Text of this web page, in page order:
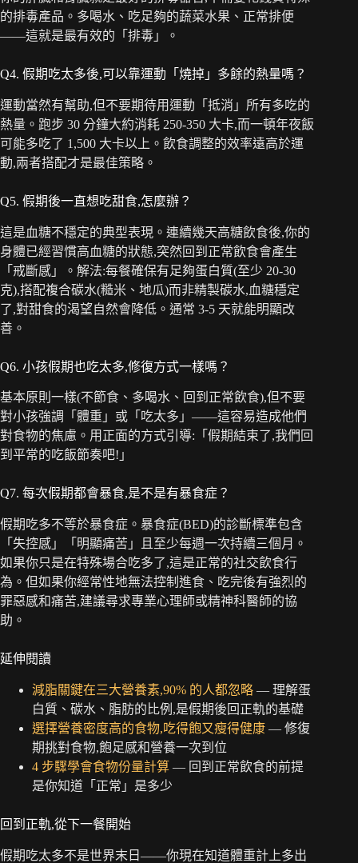
的排毒產品。多喝水、吃足夠的蔬菜水果、正常排便
——這就是最有效的「排毒」。
Q4. 假期吃太多後,可以靠運動「燒掉」多餘的熱量嗎？
運動當然有幫助,但不要期待用運動「抵消」所有多吃的
熱量。跑步 30 分鐘大約消耗 250-350 大卡,而一頓年夜飯
可能多吃了 1,500 大卡以上。飲食調整的效率遠高於運
動,兩者搭配才是最佳策略。
Q5. 假期後一直想吃甜食,怎麼辦？
這是血糖不穩定的典型表現。連續幾天高糖飲食後,你的
身體已經習慣高血糖的狀態,突然回到正常飲食會產生
「戒斷感」。解法:每餐確保有足夠蛋白質(至少 20-30
克),搭配複合碳水(糙米、地瓜)而非精製碳水,血糖穩定
了,對甜食的渴望自然會降低。通常 3-5 天就能明顯改
善。
Q6. 小孩假期也吃太多,修復方式一樣嗎？
基本原則一樣(不節食、多喝水、回到正常飲食),但不要
對小孩強調「體重」或「吃太多」——這容易造成他們
對食物的焦慮。用正面的方式引導:「假期結束了,我們回
到平常的吃飯節奏吧!」
Q7. 每次假期都會暴食,是不是有暴食症？
假期吃多不等於暴食症。暴食症(BED)的診斷標準包含
「失控感」「明顯痛苦」且至少每週一次持續三個月。
如果你只是在特殊場合吃多了,這是正常的社交飲食行
為。但如果你經常性地無法控制進食、吃完後有強烈的
罪惡感和痛苦,建議尋求專業心理師或精神科醫師的協
助。
延伸閱讀
減脂關鍵在三大營養素,90% 的人都忽略 — 理解蛋
白質、碳水、脂肪的比例,是假期後回正軌的基礎
選擇營養密度高的食物,吃得飽又瘦得健康 — 修復
期挑對食物,飽足感和營養一次到位
4 步驟學會食物份量計算 — 回到正常飲食的前提
是你知道「正常」是多少
回到正軌,從下一餐開始
假期吃太多不是世界末日——你現在知道體重計上多出